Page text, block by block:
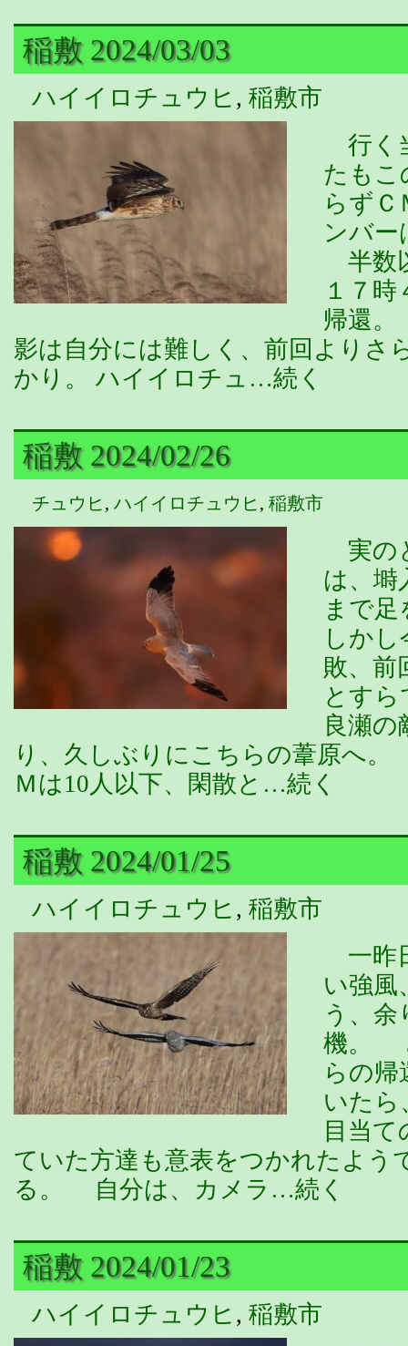
稲敷 2024/03/03
ハイイロチュウヒ , 稲敷市
行く
たも
らずＣ
ンバー
半数
１７
帰還
影は自分には難しく、前回よりさ
かり。 ハイイロチュ…続く
稲敷 2024/02/26
チュウヒ , ハイイロチュウヒ , 稲敷市
実の
は、塒
まで
しか
敗、前
とす
良瀬の
り、久しぶりにこちらの葦原へ
Ｍは10人以下、閑散と…続く
稲敷 2024/01/25
ハイイロチュウヒ , 稲敷市
一昨
い強風
う、
機。
らの
いたら
目当
ていた方達も意表をつかれたよう
る。 自分は、カメラ…続く
稲敷 2024/01/23
ハイイロチュウヒ , 稲敷市